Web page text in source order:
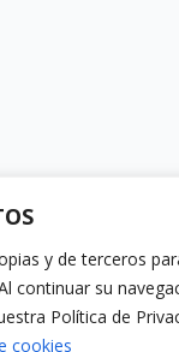
y de terceros
continuar su
Política de
cookies